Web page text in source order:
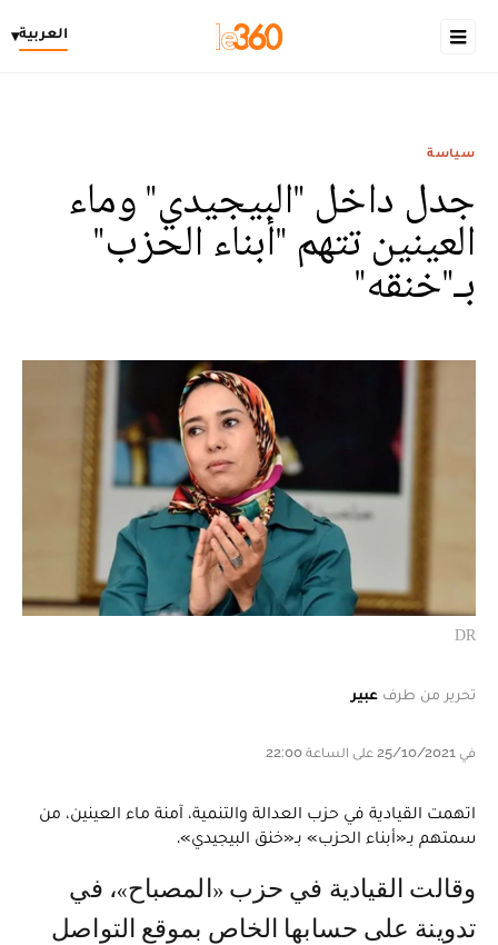
العربية▾
سياسة
جدل داخل "البيجيدي" وماء
العينين تتهم "أبناء الحزب"
بـ"خنقه"
DR
تحرير من طرف عبير
في 25/10/2021 على الساعة 22:00
اتهمت القيادية في حزب العدالة والتنمية، آمنة ماء العينين، من
سمتهم بـ«أبناء الحزب» بـ«خنق البيجيدي».
وقالت القيادية في حزب «المصباح»، في
تدوينة على حسابها الخاص بموقع التواصل